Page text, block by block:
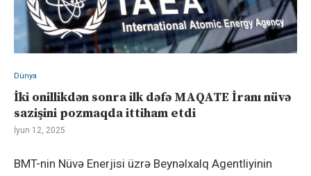
Dünya
İki onillikdən sonra ilk dəfə MAQATE İranı nüvə
sazişini pozmaqda ittiham etdi
İyun 12, 2025
BMT-nin Nüvə Enerjisi üzrə Beynəlxalq Agentliyinin